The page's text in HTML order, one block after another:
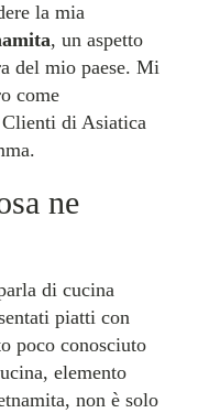
la mia
, un aspetto
del mio paese. Mi
come
di Asiatica
ne
di cucina
piatti con
poco conosciuto
elemento
non è solo